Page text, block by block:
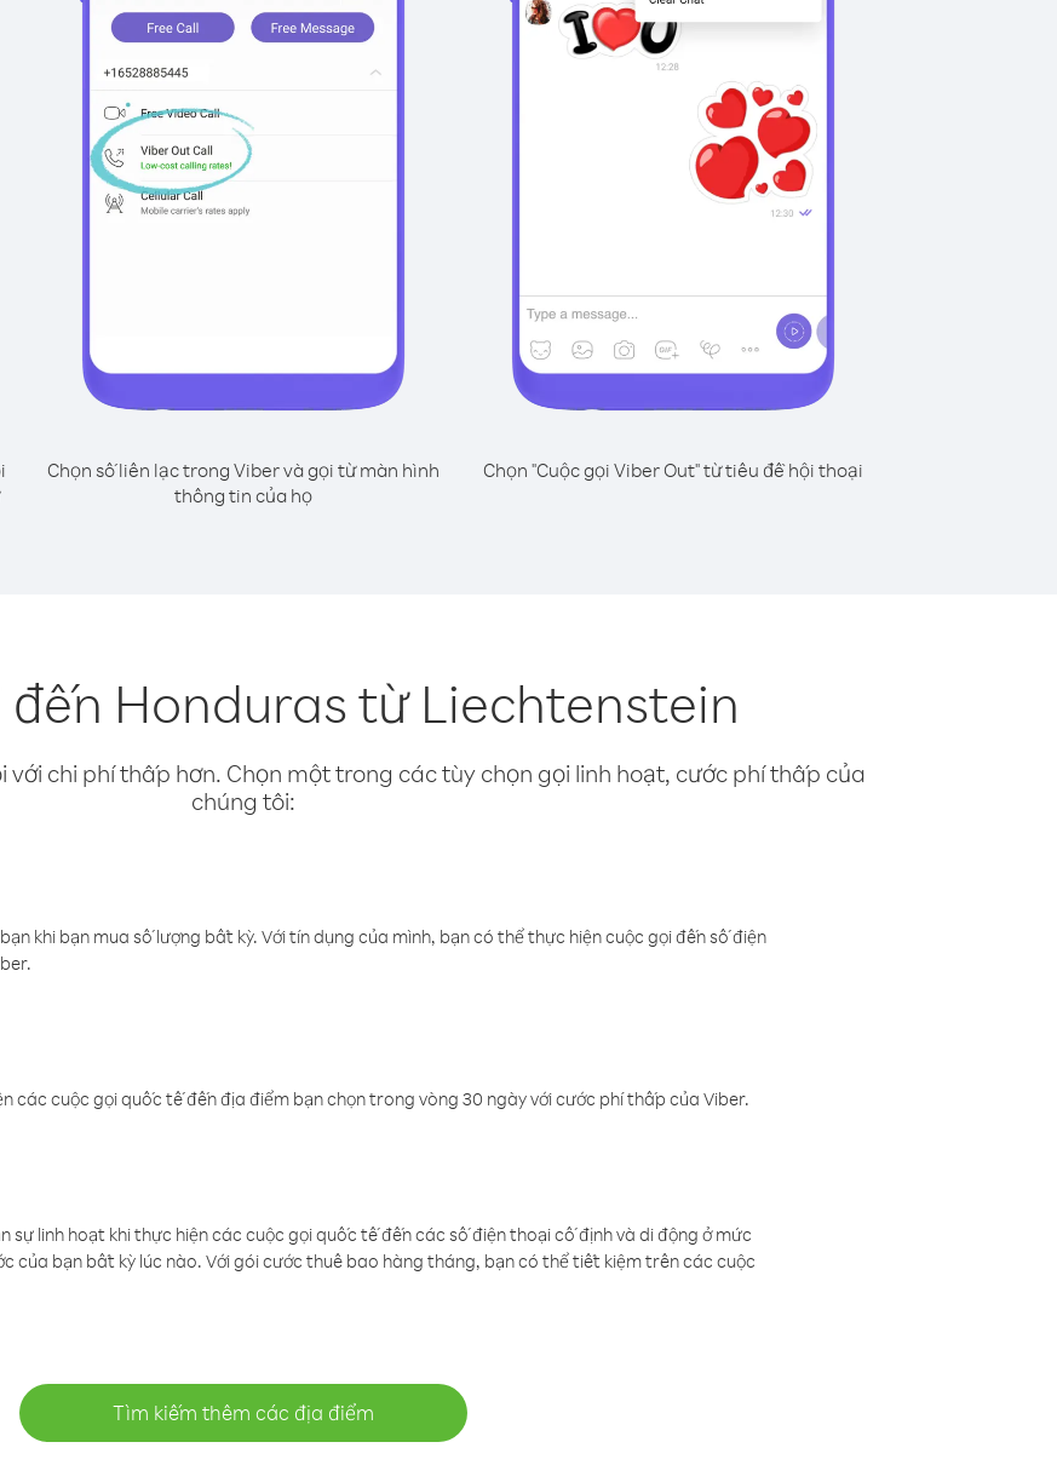
Chọn số liên lạc trong Viber và gọi từ màn hình
thông tin của họ
Chọn "Cuộc gọi Viber Out" từ tiêu đề hội thoại
đến Honduras từ Liechtenstein
chi phí thấp hơn. Chọn một trong các tùy chọn gọi linh hoạt, cước phí thấp của
chúng tôi:
khi bạn mua số lượng bất kỳ. Với tín dụng của mình, bạn có thể thực hiện cuộc gọi đến số điện
các cuộc gọi quốc tế đến địa điểm bạn chọn trong vòng 30 ngày với cước phí thấp của Viber.
linh hoạt khi thực hiện các cuộc gọi quốc tế đến các số điện thoại cố định và di động ở mức
của bạn bất kỳ lúc nào. Với gói cước thuê bao hàng tháng, bạn có thể tiết kiệm trên các cuộc
Tìm kiếm thêm các địa điểm